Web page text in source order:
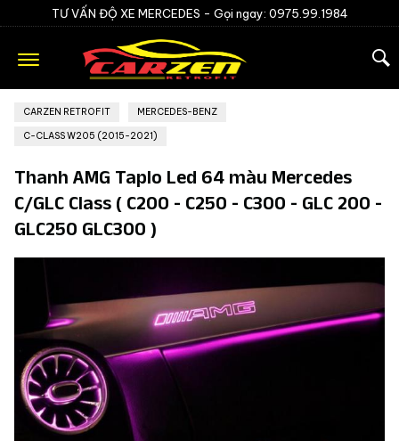
TƯ VẤN ĐỘ XE MERCEDES - Gọi ngay: 0975.99.1984
CARZEN RETROFIT MERCEDES-BENZ
C-CLASS W205 (2015-2021)
Thanh AMG Taplo Led 64 màu Mercedes
C/GLC Class ( C200 - C250 - C300 - GLC 200 -
GLC250 GLC300 )